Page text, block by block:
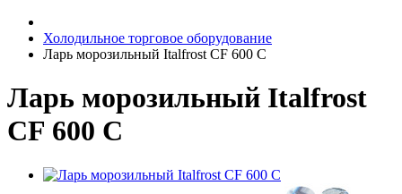
Холодильное торговое оборудование
Ларь морозильный Italfrost CF 600 C
Ларь морозильный Italfrost
CF 600 C